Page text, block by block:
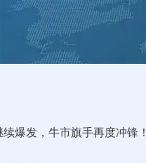
爆发，牛市旗手再度冲锋！
深证成指 14311.01